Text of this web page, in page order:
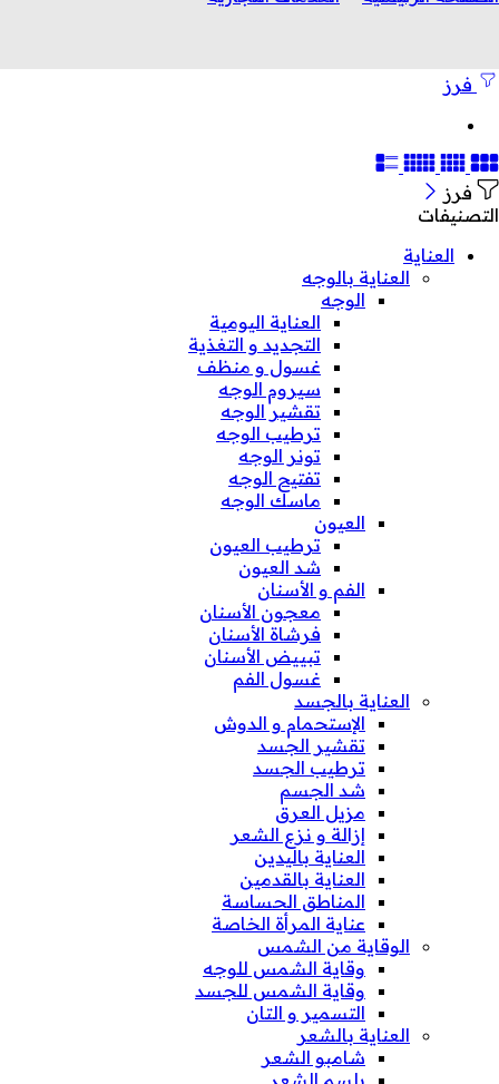
فرز
فرز
التصنيفات
العناية
العناية بالوجه
الوجه
العناية اليومية
التجديد و التغذية
غسول و منظف
سيروم الوجه
تقشير الوجه
ترطيب الوجه
تونر الوجه
تفتيح الوجه
ماسك الوجه
العيون
ترطيب العيون
شد العيون
الفم و الأسنان
معجون الأسنان
فرشاة الأسنان
تبييض الأسنان
غسول الفم
العناية بالجسد
الإستحمام و الدوش
تقشير الجسد
ترطيب الجسد
شد الجسم
مزيل العرق
إزالة و نزع الشعر
العناية باليدين
العناية بالقدمين
المناطق الحساسة
عناية المرأة الخاصة
الوقاية من الشمس
وقاية الشمس للوجه
وقاية الشمس للجسد
التسمير و التان
العناية بالشعر
شامبو الشعر
بلسم الشعر